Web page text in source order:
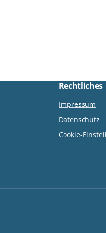
Rechtliches
Impressum
Datenschutz
Cookie-